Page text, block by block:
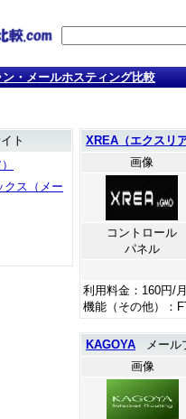
ン・メールホスティング比較
ト
クス（メー
XREA（エクスリア
画像
コントロール
パネル
利用料金：160円/
機能（その他）：
KAGOYA メール
画像